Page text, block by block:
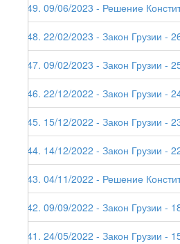
249. 09/06/2023 - Решение
248. 22/02/2023 - Закон Грузии -
247. 09/02/2023 - Закон Грузии -
246. 22/12/2022 - Закон Грузии -
245. 15/12/2022 - Закон Грузии -
244. 14/12/2022 - Закон Грузии -
243. 04/11/2022 - Решение
242. 09/09/2022 - Закон Грузии -
241. 24/05/2022 - Закон Грузии -